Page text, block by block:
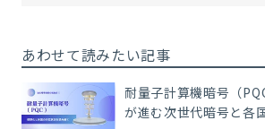
あわせて読みたい記事
耐量子計算機暗号（
が進む次世代暗号と各